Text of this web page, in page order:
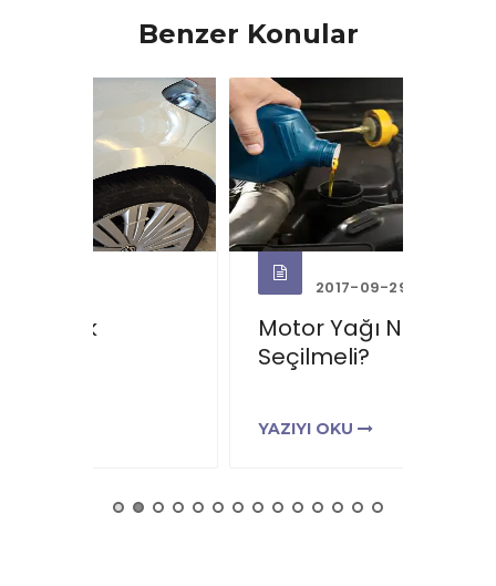
Benzer Konular
Motor Yağı Nasıl